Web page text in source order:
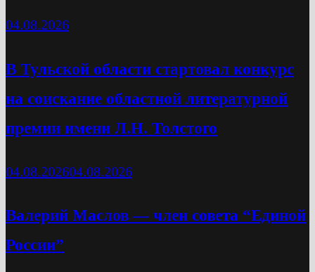
04.08.2026
В Тульской области стартовал конкурс
на соискание областной литературной
премии имени Л.Н. Толстого
04.08.202604.08.2026
Валерий Маслов — член совета “Единой
России”